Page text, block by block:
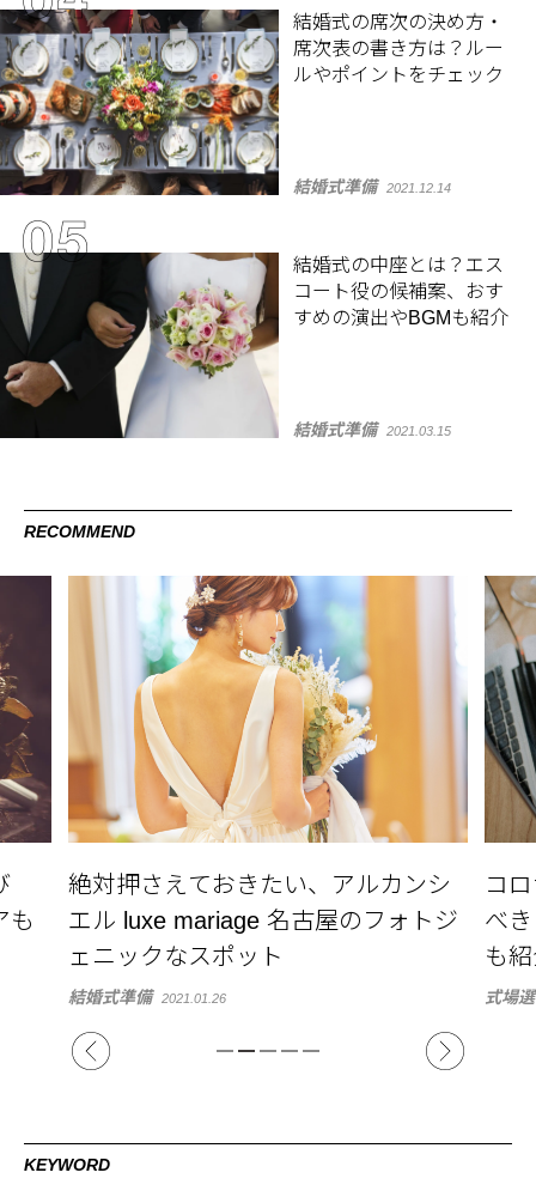
結婚式の席次の決め方・
席次表の書き方は？ルー
ルやポイントをチェック
結婚式準備 2021.12.14
結婚式の中座とは？エス
コート役の候補案、おす
すめの演出やBGMも紹介
結婚式準備 2021.03.15
RECOMMEND
ジ
コロナで結婚式を延期する時にやる
べきこと一覧。ゲストへの連絡方法
も紹介
式場選び・ブライダルフェア
マ
合
演出
花嫁
KEYWORD